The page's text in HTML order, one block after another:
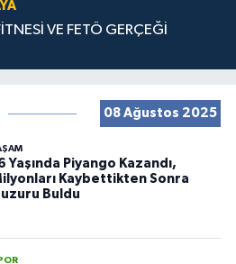
VE FETÖ GERÇEĞİ
08 Ağustos 2025
Yaşında Piyango Kazandı,
Kaybettikten Sonra
Buldu